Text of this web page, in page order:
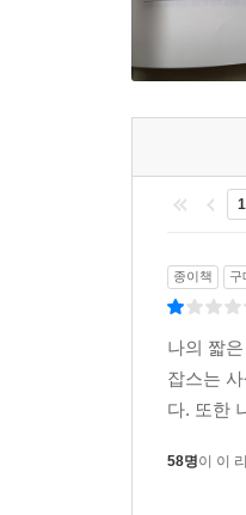
1
종이책 구
나의 짧
잡스는
다. 또한
58명이 이